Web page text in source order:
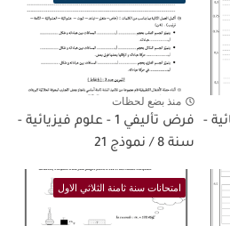
-
منذ بضع لحظات
فرض تأليفي 1 - علوم فيزيائية -
سنة 8 / نموذج 21
امتحانات سنة ثامنة الثلاثي الاول